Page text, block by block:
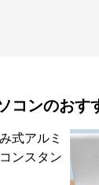
コンのおす